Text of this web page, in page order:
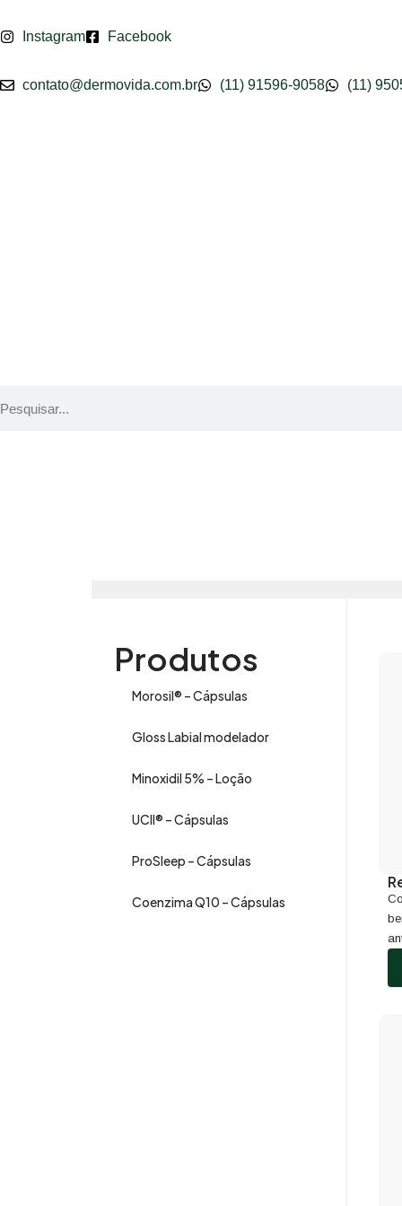
Instagram Facebook
contato@dermovida.com.br (11) 91596-9058 (11)
Produtos
Morosil® – Cápsulas
Gloss Labial modelador
Minoxidil 5% – Loção
UCII® – Cápsulas
ProSleep – Cápsulas
Coenzima Q10 – Cápsulas